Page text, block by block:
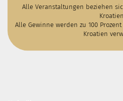
Alle Veranstaltungen beziehen
Alle Gewinne werden zu 100
Kroatien